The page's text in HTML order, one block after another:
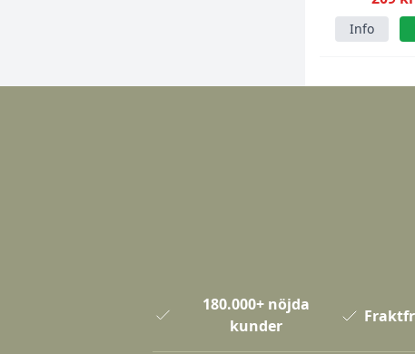
Info
180.000+ nöjda
kunder